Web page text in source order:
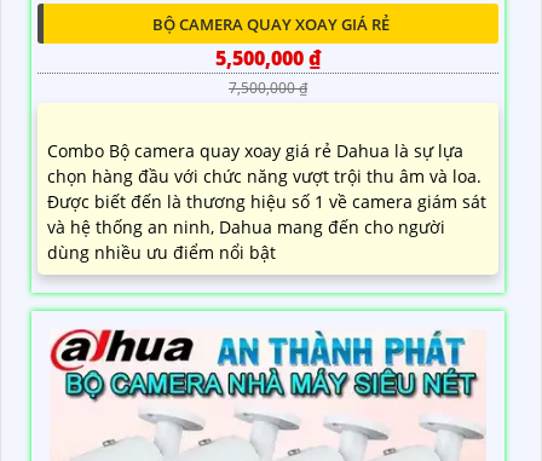
BỘ CAMERA QUAY XOAY GIÁ RẺ
5,500,000 ₫
7,500,000 ₫
Combo Bộ camera quay xoay giá rẻ Dahua là sự lựa
chọn hàng đầu với chức năng vượt trội thu âm và loa.
Được biết đến là thương hiệu số 1 về camera giám sát
và hệ thống an ninh, Dahua mang đến cho người
dùng nhiều ưu điểm nổi bật